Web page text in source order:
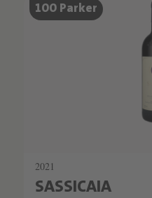
SCHATZKAMMER
SEHR LIMITIERT
100 Parker
2021
SASSICAIA